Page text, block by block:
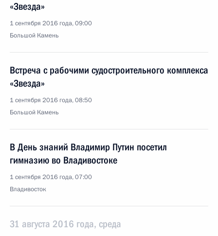
«Звезда»
1 сентября 2016 года, 09:00
Большой Камень
Встреча с рабочими судостроительного комплекса
«Звезда»
1 сентября 2016 года, 08:50
Большой Камень
В День знаний Владимир Путин посетил
гимназию во Владивостоке
1 сентября 2016 года, 07:00
Владивосток
31 августа 2016 года, среда